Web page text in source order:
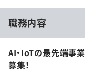
職務内容
AI・IoTの最先端事
募集！